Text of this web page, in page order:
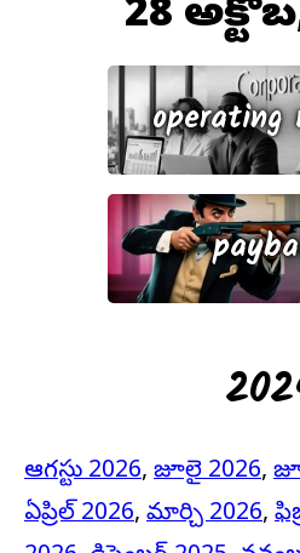
operating
ఆగస్టు 2026, జూలై 2026,
ఏప్రిల్ 2026, మార్చి 2026,